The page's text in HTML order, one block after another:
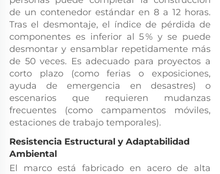
de un contenedor estándar en 8 a 12 horas.
Tras el desmontaje, el índice de pérdida de
componentes es inferior al 5 % y se puede
desmontar y ensamblar repetidamente más
de 50 veces. Es adecuado para proyectos a
corto plazo (como ferias o exposiciones,
ayuda de emergencia en desastres) o
escenarios que requieren mudanzas
frecuentes (como campamentos móviles,
estaciones de trabajo temporales).
Resistencia Estructural y Adaptabilidad
Ambiental
El marco está fabricado en acero de alta